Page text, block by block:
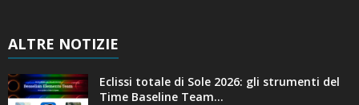
ALTRE NOTIZIE
Eclissi totale di Sole 2026: gli strumenti del
Time Baseline Team...